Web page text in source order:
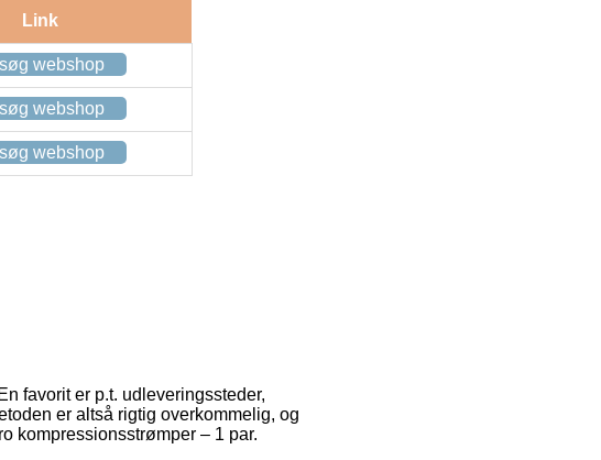
Link
webshop
webshop
webshop
favorit er p.t. udleveringssteder,
er altså rigtig overkommelig, og
kompressionsstrømper – 1 par.